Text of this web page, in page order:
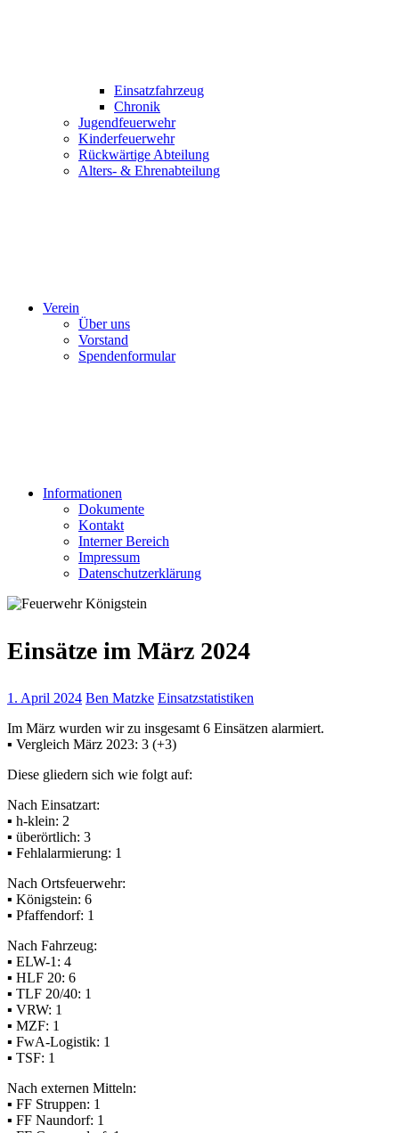
Einsatzfahrzeug
Chronik
Jugendfeuerwehr
Kinderfeuerwehr
Rückwärtige Abteilung
Alters- & Ehrenabteilung
Verein
Über uns
Vorstand
Spendenformular
Informationen
Dokumente
Kontakt
Interner Bereich
Impressum
Datenschutzerklärung
Einsätze im März 2024
1. April 2024 Ben Matzke Einsatzstatistiken
Im März wurden wir zu insgesamt 6 Einsätzen alarmiert.
▪ Vergleich März 2023: 3 (+3)
Diese gliedern sich wie folgt auf:
Nach Einsatzart:
▪ h-klein: 2
▪ überörtlich: 3
▪ Fehlalarmierung: 1
Nach Ortsfeuerwehr:
▪ Königstein: 6
▪ Pfaffendorf: 1
Nach Fahrzeug:
▪ ELW-1: 4
▪ HLF 20: 6
▪ TLF 20/40: 1
▪ VRW: 1
▪ MZF: 1
▪ FwA-Logistik: 1
▪ TSF: 1
Nach externen Mitteln:
▪ FF Struppen: 1
▪ FF Naundorf: 1